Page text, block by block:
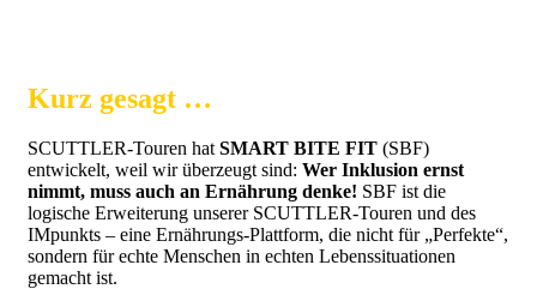
Kurz gesagt …
SCUTTLER-Touren hatSMART BITE FIT (SBF)
entwickelt, weil wir überzeugt sind: Wer Inklusion ernst
nimmt, muss auch an Ernährung denke! SBF ist die
logische Erweiterung unserer SCUTTLER-Touren und des
IMpunkts – eine Ernährungs-Plattform, die nicht für „Perfekte“,
sondern für echte Menschen in echten Lebenssituationen
gemacht ist.